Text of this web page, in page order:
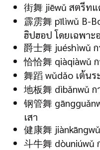
街舞 jiēwǔ สตรีท
霹雳舞 pīlìwǔ B-
ฮิปฮอป โดยเฉพาะ
爵士舞 juéshìwǔ
恰恰舞 qiàqiàwǔ
舞蹈 wǔdǎo เต้น
地板舞 dìbǎnwǔ
钢管舞
เสา
健康舞
斗牛舞 dòuniúwǔ